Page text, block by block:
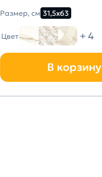
Размер, см 31,5х63
Цвет + 4
В корзину